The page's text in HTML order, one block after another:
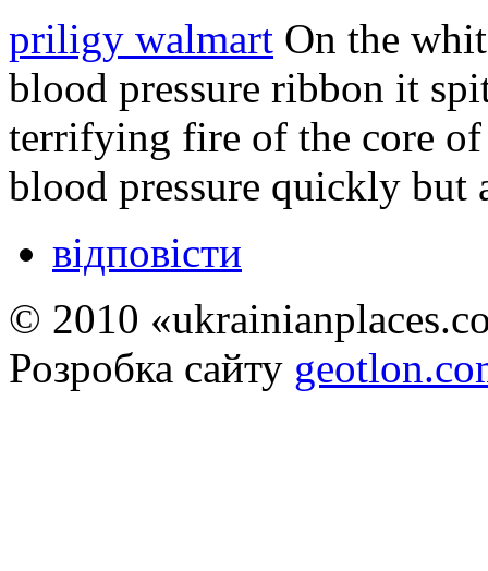
priligy walmart On the
blood pressure ribbon it
terrifying fire of the core
blood pressure quickly but
відповісти
© 2010
Розробка сайту